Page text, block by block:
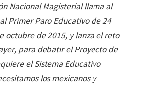
Nacional Magisterial llama al
Primer Paro Educativo de 24
octubre de 2015, y lanza el reto
para debatir el Proyecto de
el Sistema Educativo
los mexicanos y